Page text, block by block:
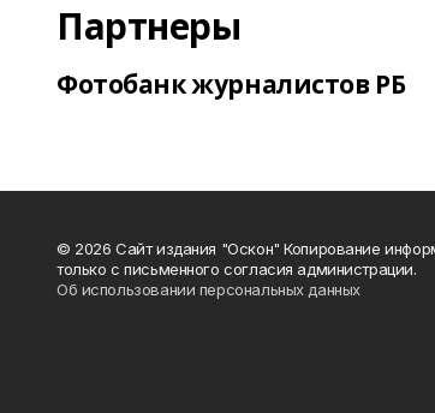
Партнеры
Фотобанк журналистов РБ
© 2026 Сайт издания "Оскон" Копирование
только с письменного согласия администрации.
Об использовании персональных данных